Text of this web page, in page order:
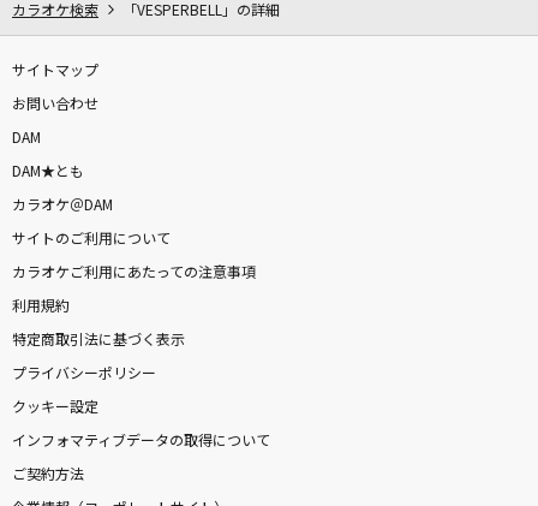
河口恭吾(Kyogo Kawaguchi)
サムライハート(Some Like It Hot!!)
SPYAIR
#あくあ色ぱれっと
湊あくあ
チェリー
カラオケ最新情報をチェック！
カラオケ検索 「VESPERBELL」の詳細
サイトマップ
お問い合わせ
DAM
DAM★とも
カラオケ＠DAM
サイトのご利用について
カラオケご利用にあたっての注意事項
利用規約
特定商取引法に基づく表示
プライバシーポリシー
クッキー設定
インフォマティブデータの取得について
ご契約方法